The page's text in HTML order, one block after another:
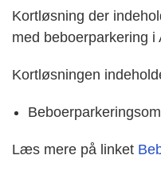
Kortløsning der
med beboerparkering i
Kortløsningen
Læs mere på linket